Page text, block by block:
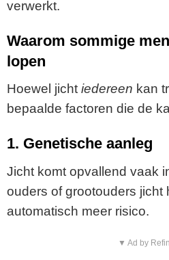
verwerkt.
Waarom sommige
lopen
Hoewel jicht iedereen kan
bepaalde factoren die de
1. Genetische aanleg
Jicht komt opvallend vaak
ouders of grootouders jicht
automatisch meer risico.
▼ Ad by